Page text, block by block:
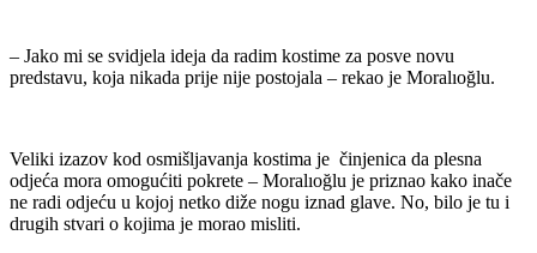
– Jako mi se svidjela ideja da radim kostime za posve novu
predstavu, koja nikada prije nije postojala – rekao je Moralıoğlu.
Veliki izazov kod osmišljavanja kostima je činjenica da plesna
odjeća mora omogućiti pokrete – Moralıoğlu je priznao kako inače
ne radi odjeću u kojoj netko diže nogu iznad glave. No, bilo je tu i
drugih stvari o kojima je morao misliti.